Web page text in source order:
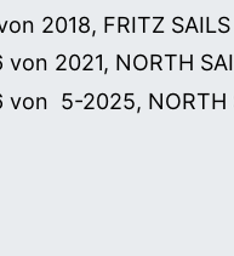
2018, FRITZ
2021, NORTH
von 5-2025, NORTH